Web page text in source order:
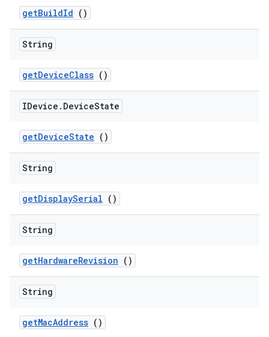
getBuildId ()
String
getDeviceClass ()
IDevice . DeviceState
getDeviceState ()
String
getDisplaySerial ()
String
getHardwareRevision ()
String
getMacAddress ()